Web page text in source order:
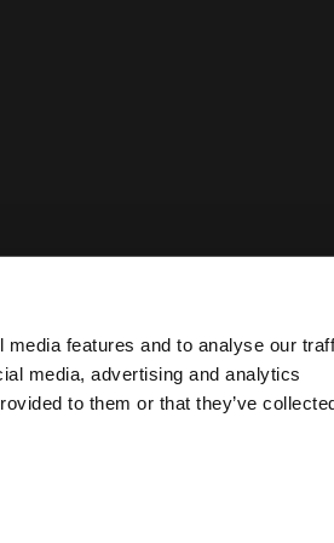
features and to analyse our
media, advertising and analytics
to them or that they’ve
Aviso de privacidad Política de